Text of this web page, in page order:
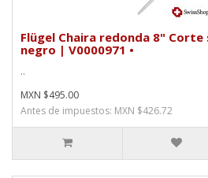
Flügel Chaira redonda 8"
negro | V0000971 •
..
MXN $495.00
Antes de impuestos: MXN $426.72